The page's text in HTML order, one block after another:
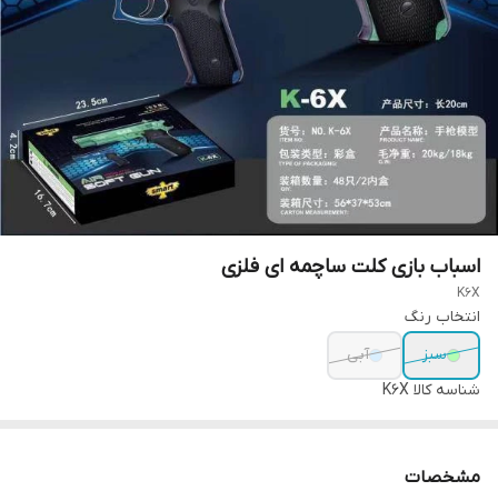
اسباب بازی کلت ساچمه ای فلزی
K6X
انتخاب رنگ
سبز
آبی
شناسه کالا K6X
مشخصات